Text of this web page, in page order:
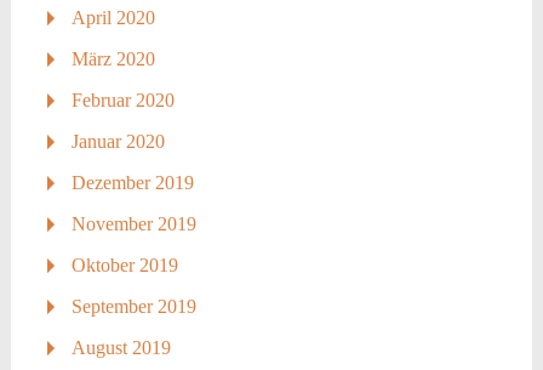
April 2020
März 2020
Februar 2020
Januar 2020
Dezember 2019
November 2019
Oktober 2019
September 2019
August 2019